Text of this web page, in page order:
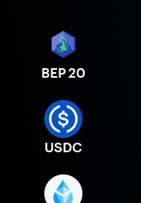
BEP 20
USDC